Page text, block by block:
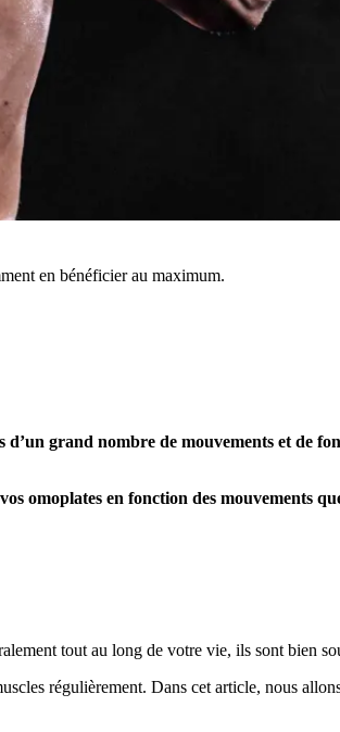
en bénéficier au maximum.
d’un grand nombre de mouvements et de
omoplates en fonction des mouvements
tout au long de votre vie, ils sont bien
régulièrement. Dans cet article, nous